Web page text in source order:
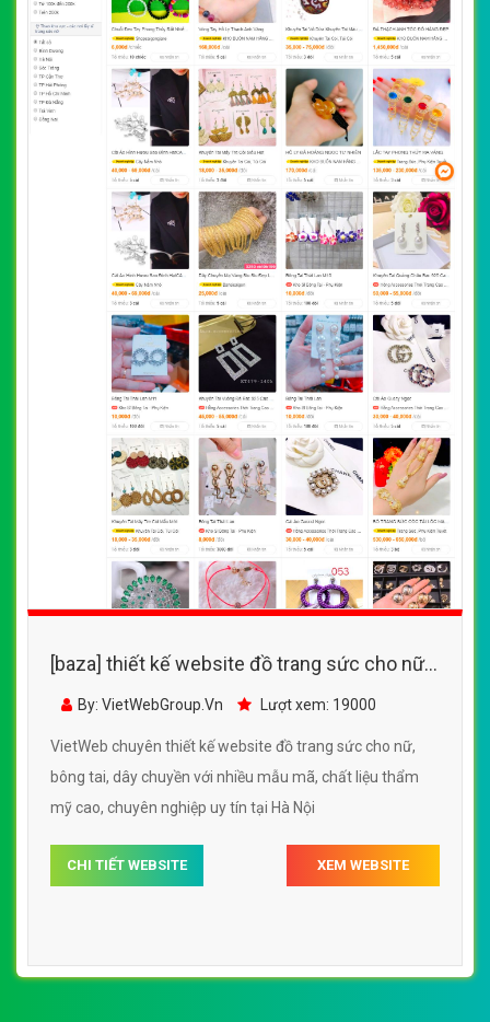
[baza] thiết kế website đồ trang sức cho nữ,
bông tai, dây chuyền với nhiều mẫu mã, chất
By: VietWebGroup.Vn Lượt xem: 19000
VietWeb chuyên thiết kế website đồ trang sức cho nữ,
bông tai, dây chuyền với nhiều mẫu mã, chất liệu thẩm
mỹ cao, chuyên nghiệp uy tín tại Hà Nội
CHI TIẾT WEBSITE XEM WEBSITE